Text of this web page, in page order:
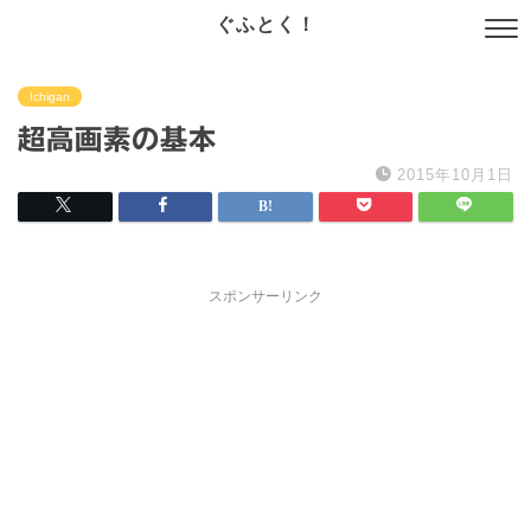
ぐふとく！
Ichigan
超高画素の基本
2015年10月1日
スポンサーリンク